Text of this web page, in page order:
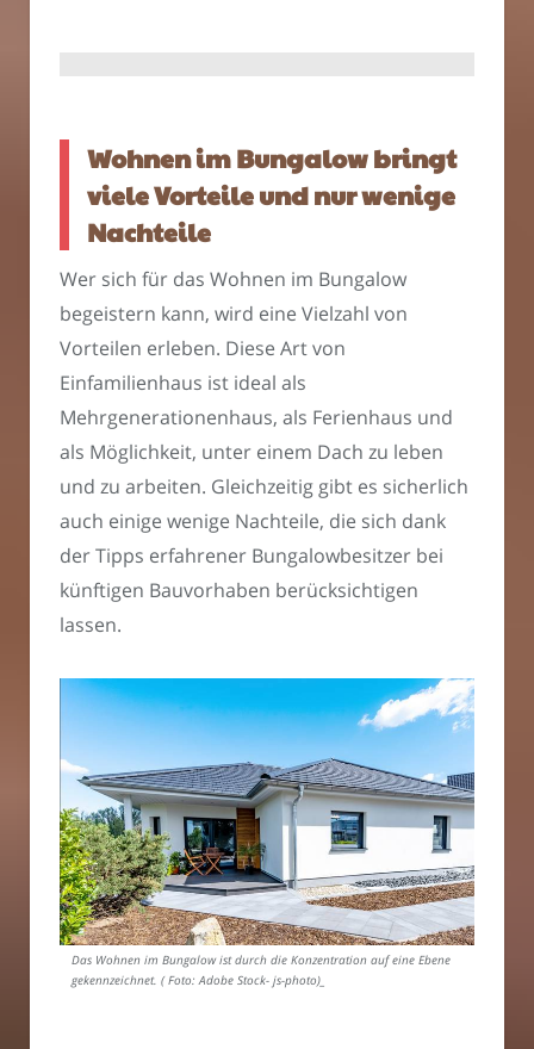
Wohnen im Bungalow bringt
viele Vorteile und nur wenige
Nachteile
Wer sich für das Wohnen im Bungalow
begeistern kann, wird eine Vielzahl von
Vorteilen erleben. Diese Art von
Einfamilienhaus ist ideal als
Mehrgenerationenhaus, als Ferienhaus und
als Möglichkeit, unter einem Dach zu leben
und zu arbeiten. Gleichzeitig gibt es sicherlich
auch einige wenige Nachteile, die sich dank
der Tipps erfahrener Bungalowbesitzer bei
künftigen Bauvorhaben berücksichtigen
lassen.
Das Wohnen im Bungalow ist durch die Konzentration auf eine Ebene
gekennzeichnet. ( Foto: Adobe Stock- js-photo)_